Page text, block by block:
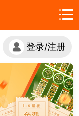
登录/注册